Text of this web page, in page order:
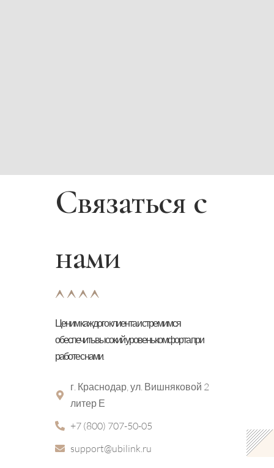
Связаться с
нами
Ценим каждого клиента и стремимся
обеспечить высокий уровень комфорта при
работе с нами.
г. Краснодар, ул. Вишняковой 2
литер Е
+7 (800) 707-50-05
support@ubilink.ru